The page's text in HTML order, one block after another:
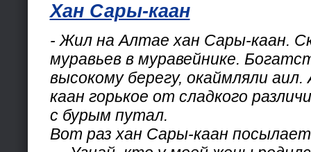
Хан Сары-каан
- Жил на Алтае хан Сары-каан.
муравьев в муравейнике.
высокому берегу, окаймляли
каан горькое от сладкого
с бурым путал.
Вот раз хан Сары-каан посылает